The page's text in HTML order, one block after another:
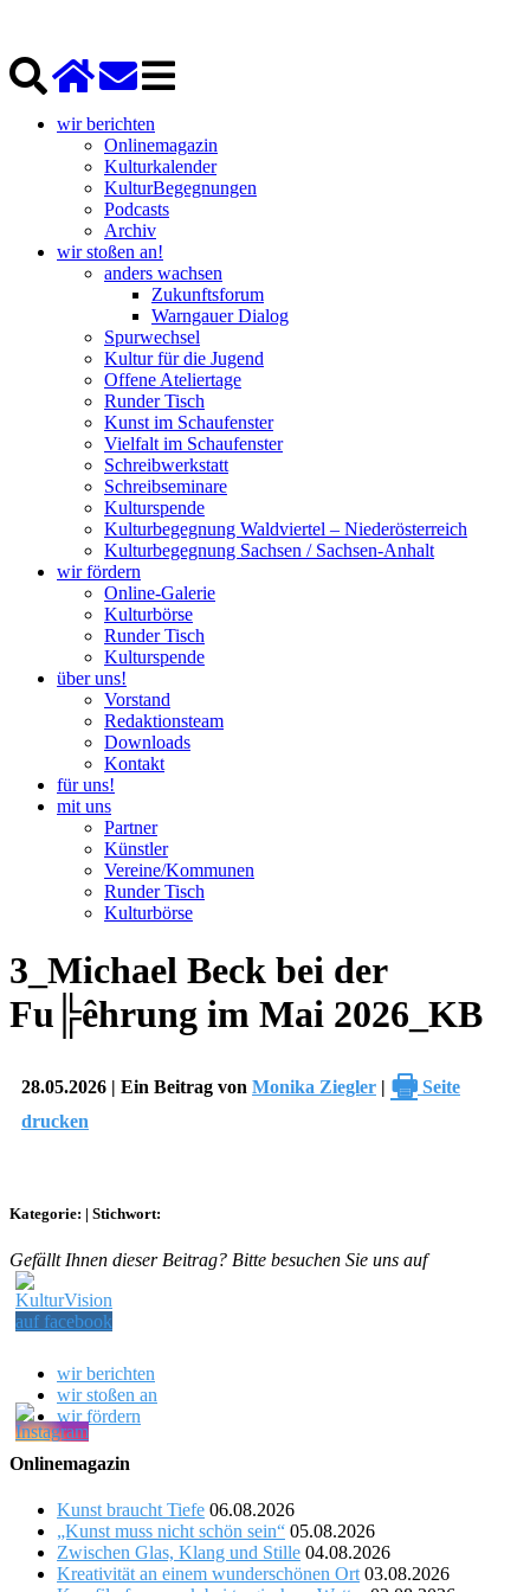
wir berichten
Onlinemagazin
Kulturkalender
KulturBegegnungen
Podcasts
Archiv
wir stoßen an!
anders wachsen
Zukunftsforum
Warngauer Dialog
Spurwechsel
Kultur für die Jugend
Offene Ateliertage
Runder Tisch
Kunst im Schaufenster
Vielfalt im Schaufenster
Schreibwerkstatt
Schreibseminare
Kulturspende
Kulturbegegnung Waldviertel – Niederösterreich
Kulturbegegnung Sachsen / Sachsen-Anhalt
wir fördern
Online-Galerie
Kulturbörse
Runder Tisch
Kulturspende
über uns!
Vorstand
Redaktionsteam
Downloads
Kontakt
für uns!
mit uns
Partner
Künstler
Vereine/Kommunen
Runder Tisch
Kulturbörse
3_Michael Beck bei der
Fu╠êhrung im Mai 2026_KB
28.05.2026 | Ein Beitrag von Monika Ziegler | 🖶 Seite
drucken
Kategorie: | Stichwort:
Gefällt Ihnen dieser Beitrag? Bitte besuchen Sie uns auf
wir berichten
wir stoßen an
wir fördern
Onlinemagazin
Kunst braucht Tiefe 06.08.2026
„Kunst muss nicht schön sein“ 05.08.2026
Zwischen Glas, Klang und Stille 04.08.2026
Kreativität an einem wunderschönen Ort 03.08.2026